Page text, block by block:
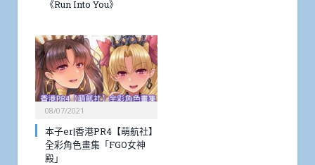
《Run Into You》
08/07/2021
本子er|香港PR4【萌航社】
全彩角色畫集「FGO女神
殿」